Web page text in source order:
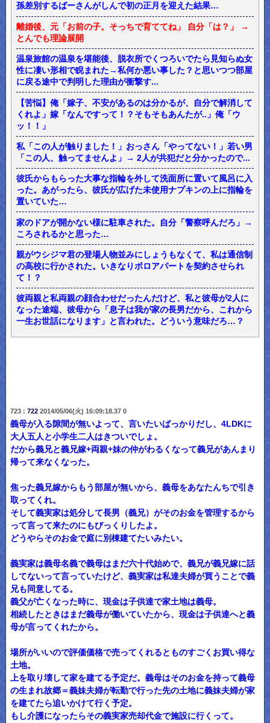
孫差別するばーさんがしんで初の正月を迎えた結果…
離婚後、元「お前の子。そっちで育ててね」 自分「は？」 →
とんでも理論展開
温泉旅館の温泉を堪能後、脱衣所でくつろいでたら見知らぬ女
性に凄い形相で睨まれた→私何か悪い事した？と思いつつ部屋
に戻る途中で判明した理由が衝撃す...
【苦悩】俺「嫁子、不安があるのは分かるが、自分で解消して
くれよ」嫁「なんですって！？そもそもあんたが..」俺「ウ
ッ！！」
私「この人が触りました！」おっさん「やってない！」若い男
「この人、触ってませんよ」→ 2人が共犯だと分かったので...
彼氏からもらった大事な指輪を外して洗面所に置いて風呂に入
った。あがったら、彼氏が広げた未使用ナプキンの上に指輪を
置いていた…
家のドアが開かない様に駐車された。自分「警察呼んだろ」→
ころされるかと思った…
親がウシジマ君の登場人物並みにしょうもなくて、私は通信制
の高校に行かされた。いきなりボロアパートを契約させられ
て！？
彼両親と私両親の顔合わせだったんだけど、私と彼母が2人に
なった途端、彼母から「息子は我が家の長男だから、これから
一生お世話になります」と言われた。どういう意味だろ…？
723 : 7222014/05/06(火) 16:09:18.37 0
義母が入る隙間が無いよって、言いたいばっかりだし、4LDKに
大人五人と小学生二人はきついでしょ。
だから義兄と義兄嫁+両親+妹の仲がわるくなって義兄があんまり
帰って来なくなった。
焦った義兄嫁からもう部屋が無いから、義母をあなたんちで引き
取ってくれ。
そして義実家は処分して長男（義兄）がそのお金を管理するから
って言って来たのにもびっくりしたよ。
どうやらそのお金で庭に別棟建てたいみたい。
義実家は義母名義で義母はまだ六十代始めで、義兄が義兄嫁に話
してないって言っていたけど、義実家は私達夫婦が買うことで義
兄も同意してる。
義父が亡くなった時に、現金は子供達で家土地は義母。
相続したときはまだ義母が働いていたから、現金は子供達へと義
母が言ってくれたから。
場所がいいので評価価格で売ってくれるとものすごくお買い得な
土地。
上を取り壊して家を建てる予定だ。義母はそのお金を持って義母
の生まれ故郷＝義妹夫婦が転勤で行った先の土地に義妹夫婦が家
を建てたら追いかけて行く予定。
もし介護になったらその義実家売却代金で施設に行くって。